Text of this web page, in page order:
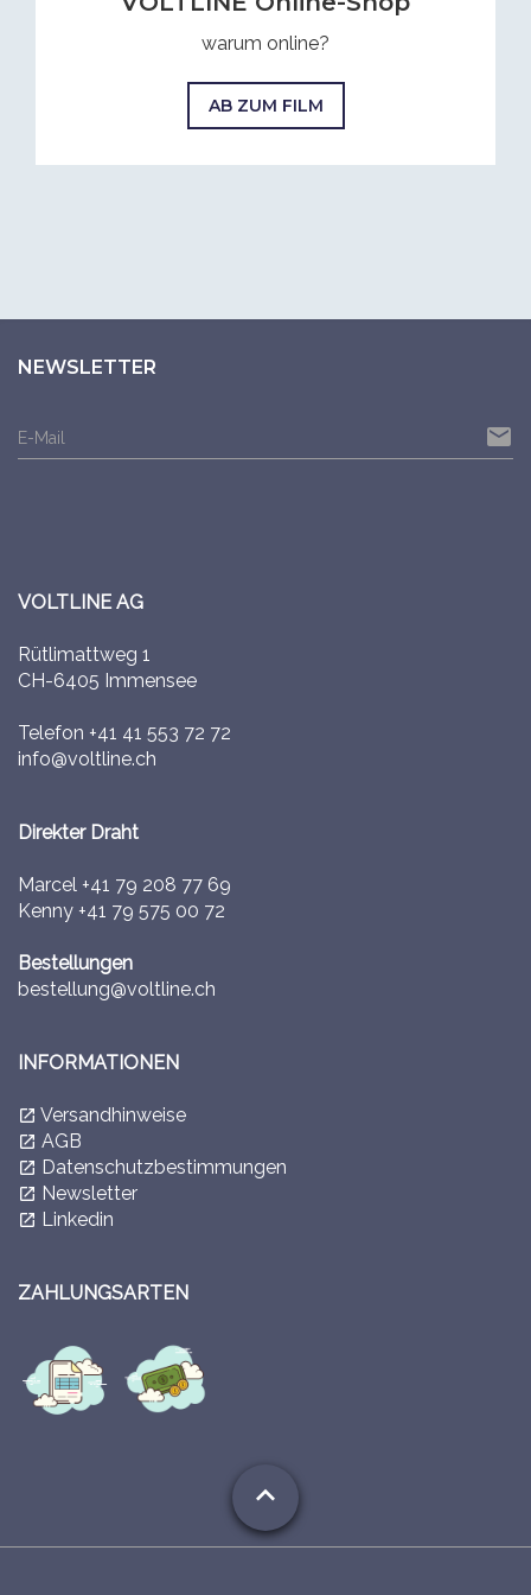
warum online?
AB ZUM FILM
NEWSLETTER
E-Mail email
VOLTLINE AG
Rütlimattweg 1
CH-6405 Immensee
Telefon +41 41 553 72 72
info@voltline.ch
Direkter Draht
Marcel +41 79 208 77 69
Kenny +41 79 575 00 72
Bestellungen
bestellung@voltline.ch
INFORMATIONEN
launch Versandhinweise
launch AGB
launch Datenschutzbestimmungen
launch Newsletter
launch Linkedin
ZAHLUNGSARTEN
expand_less